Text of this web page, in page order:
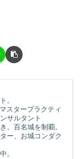
。
スタープラクティ
サルタント
。百名城を制覇。
ー、お城コンダク
。